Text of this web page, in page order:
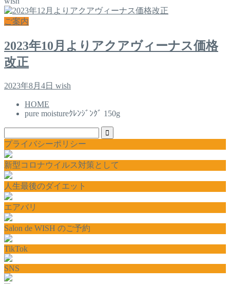
ご案内
2023年10月よりアクアヴィーナス価格
改正
2023年8月4日 wish
HOME
pure moistureｸﾚﾝｼﾞﾝｸﾞ 150g
プライバシーポリシー
新型コロナウイルス対策として
人生最後のダイエット
エアバリ
Salon de WISH のご予約
TikTok
SNS